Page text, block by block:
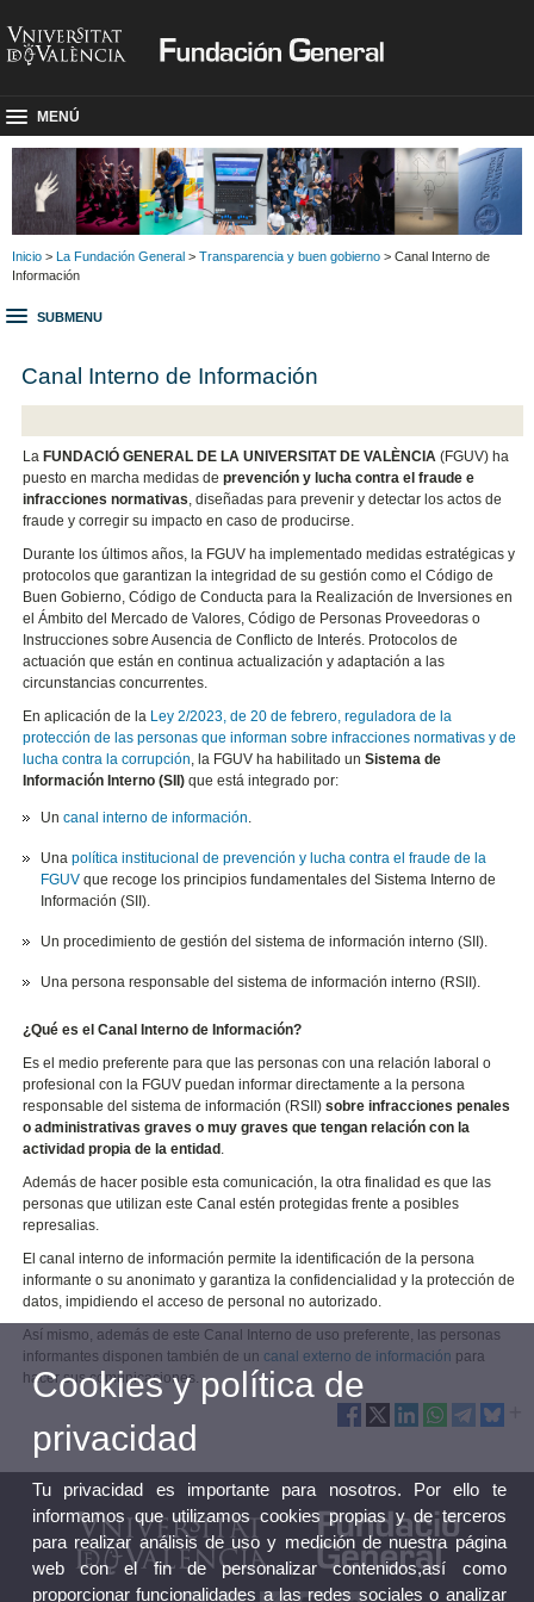
MENÚ
Inicio > La Fundación General > Transparencia y buen gobierno > Canal Interno de
Información
SUBMENU
Canal Interno de Información
La FUNDACIÓ GENERAL DE LA UNIVERSITAT DE VALÈNCIA(FGUV) ha
puesto en marcha medidas deprevención y lucha contra el fraude e
infracciones normativas, diseñadas para prevenir y detectar los actos de
fraude y corregir su impacto en caso de producirse.
Durante los últimos años, la FGUV ha implementado medidas estratégicas y
protocolos que garantizan la integridad de su gestión como el Código de
Buen Gobierno, Código de Conducta para la Realización de Inversiones en
el Ámbito del Mercado de Valores, Código de Personas Proveedoras o
Instrucciones sobre Ausencia de Conflicto de Interés. Protocolos de
actuación que están en continua actualización y adaptación a las
circunstancias concurrentes.
En aplicación de la Ley 2/2023, de 20 de febrero, reguladora de la
protección de las personas que informan sobre infracciones normativas y de
lucha contra la corrupción, la FGUV ha habilitado unSistema de
Información Interno (SII) que está integrado por:
Uncanal interno de información.
Unapolítica institucional de prevención y lucha contra el fraude de la
FGUV que recoge los principios fundamentales del Sistema Interno de
Información (SII).
Un procedimiento de gestión del sistema de información interno (SII).
Una persona responsable del sistema de información interno (RSII).
¿Qué es el Canal Interno de Información?
Es el medio preferente para que las personas con una relación laboral o
profesional con la FGUV puedan informar directamente a la persona
responsable del sistema de información (RSII)sobre infracciones penales
o administrativas graves o muy graves que tengan relación con la
actividad propia de la entidad .
Además de hacer posible esta comunicación, la otra finalidad es que las
personas que utilizan este Canal estén protegidas frente a posibles
represalias.
El canal interno de información permite la identificación de la persona
informante o su anonimato y garantiza la confidencialidad y la protección de
datos, impidiendo el acceso de personal no autorizado.
Así mismo, además de este Canal Interno de uso preferente, las personas
informantes disponen también de uncanal externo de información para
hacer sus comunicaciones.
Cookies y política de
privacidad
Tu privacidad es importante para nosotros. Por ello te
informamos que utilizamos cookies propias y de terceros
para realizar análisis de uso y medición de nuestra página
web con el fin de personalizar contenidos,así como
proporcionar funcionalidades a las redes sociales o analizar